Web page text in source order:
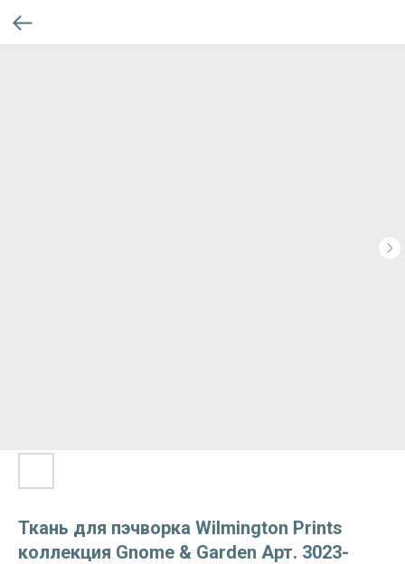
Ткань для пэчворка Wilmington Prints
коллекция Gnome & Garden Арт. 3023-